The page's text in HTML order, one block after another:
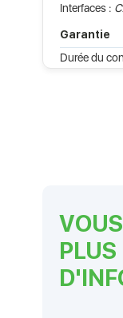
Interfaces :
Garantie
Durée du
PLUS